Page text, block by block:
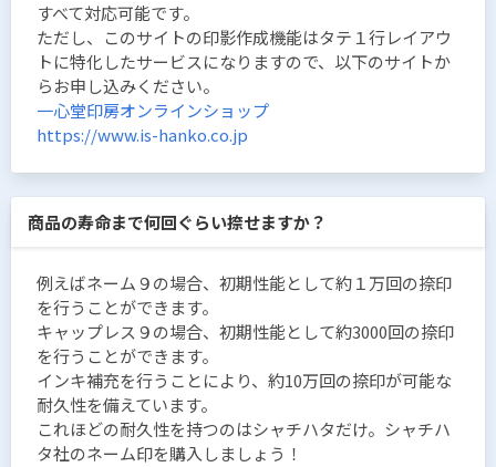
すべて対応可能です。
ただし、このサイトの印影作成機能はタテ１行レイアウ
トに特化したサービスになりますので、以下のサイトか
らお申し込みください。
一心堂印房オンラインショップ
https://www.is-hanko.co.jp
商品の寿命まで何回ぐらい捺せますか？
例えばネーム９の場合、初期性能として約１万回の捺印
を行うことができます。
キャップレス９の場合、初期性能として約3000回の捺印
を行うことができます。
インキ補充を行うことにより、約10万回の捺印が可能な
耐久性を備えています。
これほどの耐久性を持つのはシャチハタだけ。シャチハ
タ社のネーム印を購入しましょう！